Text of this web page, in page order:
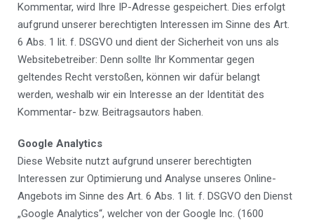
Kommentar, wird Ihre IP-Adresse gespeichert. Dies erfolgt
aufgrund unserer berechtigten Interessen im Sinne des Art.
6 Abs. 1 lit. f. DSGVO und dient der Sicherheit von uns als
Websitebetreiber: Denn sollte Ihr Kommentar gegen
geltendes Recht verstoßen, können wir dafür belangt
werden, weshalb wir ein Interesse an der Identität des
Kommentar- bzw. Beitragsautors haben.
Google Analytics
Diese Website nutzt aufgrund unserer berechtigten
Interessen zur Optimierung und Analyse unseres Online-
Angebots im Sinne des Art. 6 Abs. 1 lit. f. DSGVO den Dienst
„Google Analytics“, welcher von der Google Inc. (1600